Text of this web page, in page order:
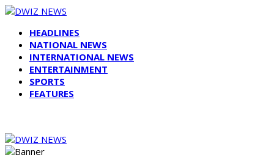
HEADLINES
NATIONAL NEWS
INTERNATIONAL NEWS
ENTERTAINMENT
SPORTS
FEATURES